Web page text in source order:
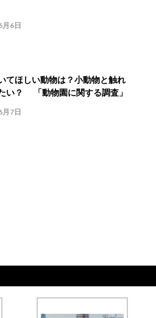
6日
てほしい動物は？小動物と触れ
い？ 「動物園に関する調査」
7日